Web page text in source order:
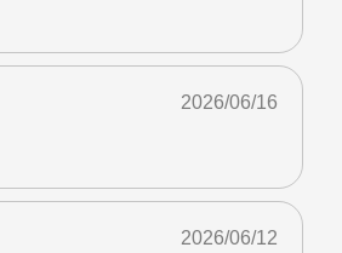
2026/06/16
2026/06/12